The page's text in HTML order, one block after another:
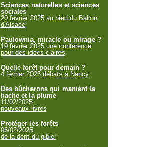
Sciences naturelles et sciences
sociales
20 février 2025 au pied du Ballon
d'Alsace
Paulownia, miracle ou mirage ?
19 février 2025 une conférence
pour des idées claires
Quelle forêt pour demain ?
4 février 2025 débats à Nancy
Des bûcherons qui manient la
hache et la plume
11/02/2025
nouveaux livres
Protéger les forêts
06/02/2025
de la dent du gibier